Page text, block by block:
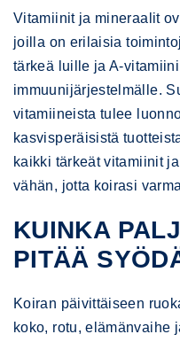
Vitamiinit ja mineraalit
joilla on erilaisia
tärkeä luille ja A-
immuunijärjestelmälle.
vitamiineista tulee
kasvisperäisistä
kaikki tärkeät vitamiinit
vähän, jotta koirasi
KUINKA
PITÄÄ
Koiran päivittäiseen
koko, rotu, elämänvaihe